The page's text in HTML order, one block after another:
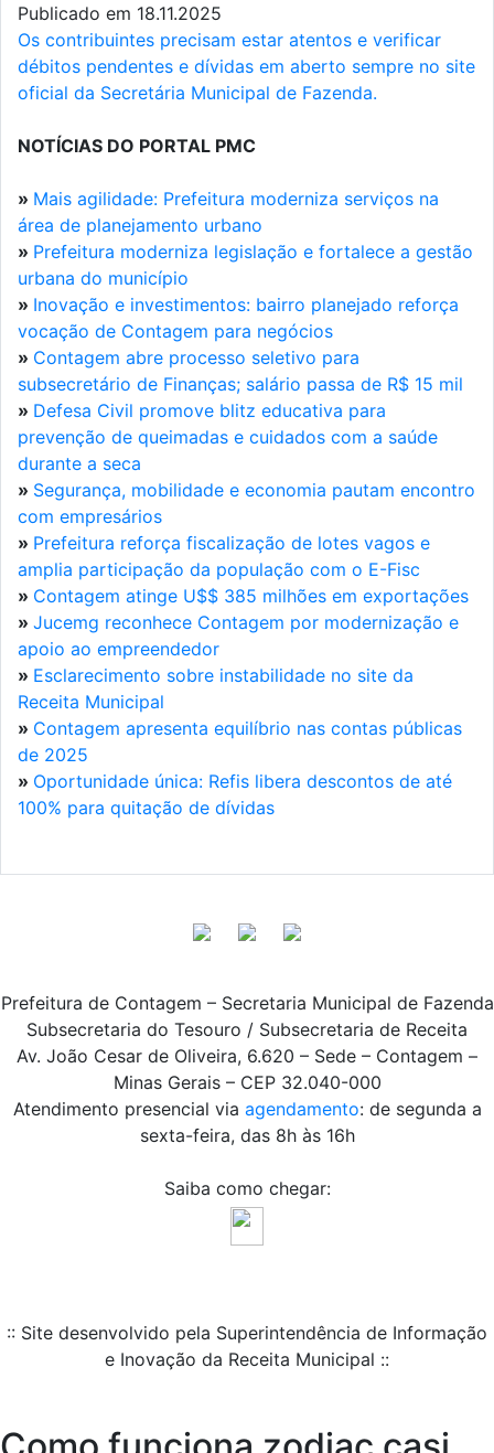
Publicado em 18.11.2025
Os contribuintes precisam estar atentos e verificar
débitos pendentes e dívidas em aberto sempre no site
oficial da Secretária Municipal de Fazenda.
NOTÍCIAS DO PORTAL PMC
» Mais agilidade: Prefeitura moderniza serviços na
área de planejamento urbano
» Prefeitura moderniza legislação e fortalece a gestão
urbana do município
» Inovação e investimentos: bairro planejado reforça
vocação de Contagem para negócios
» Contagem abre processo seletivo para
subsecretário de Finanças; salário passa de R$ 15 mil
» Defesa Civil promove blitz educativa para
prevenção de queimadas e cuidados com a saúde
durante a seca
» Segurança, mobilidade e economia pautam encontro
com empresários
» Prefeitura reforça fiscalização de lotes vagos e
amplia participação da população com o E-Fisc
» Contagem atinge U$$ 385 milhões em exportações
» Jucemg reconhece Contagem por modernização e
apoio ao empreendedor
» Esclarecimento sobre instabilidade no site da
Receita Municipal
» Contagem apresenta equilíbrio nas contas públicas
de 2025
» Oportunidade única: Refis libera descontos de até
100% para quitação de dívidas
Prefeitura de Contagem – Secretaria Municipal de Fazenda
Subsecretaria do Tesouro / Subsecretaria de Receita
Av. João Cesar de Oliveira, 6.620 – Sede – Contagem –
Minas Gerais – CEP 32.040-000
Atendimento presencial via agendamento: de segunda a
sexta-feira, das 8h às 16h
Saiba como chegar:
:: Site desenvolvido pela Superintendência de Informação
e Inovação da Receita Municipal ::